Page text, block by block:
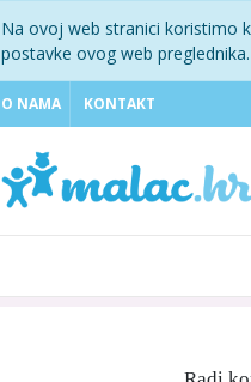
Na ovoj web stranici koristimo
postavke ovog web
O NAMA KONTAKT